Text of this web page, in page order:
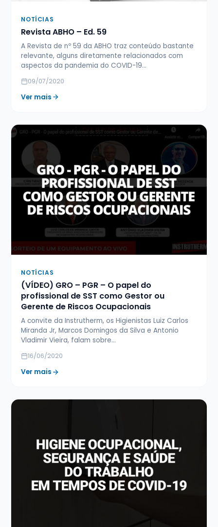
NOTÍCIAS
Revista ABHO – Ed. 59
A Revista de nº 59 da ABHO traz conteúdo bastante
relevante, alguns diretamente relacionados com
aspectos da pandemia do COVID-19…
09/07/2020
Ver mais
NOTÍCIAS
(VÍDEO) GRO – PGR – O papel do
profissional de SST como Gestor ou
Gerente de Riscos Ocupacionais
A convite da Instrutherm, os Higienistas Luiz Carlos
Miranda Jr, Marcos Domingos da Silva e Antonio
Vladimir Vieira, falam sobre…
16/06/2020
Ver mais